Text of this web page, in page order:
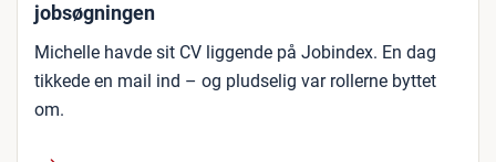
jobsøgningen
Michelle havde sit CV liggende på Jobindex. En dag
tikkede en mail ind – og pludselig var rollerne byttet
om.